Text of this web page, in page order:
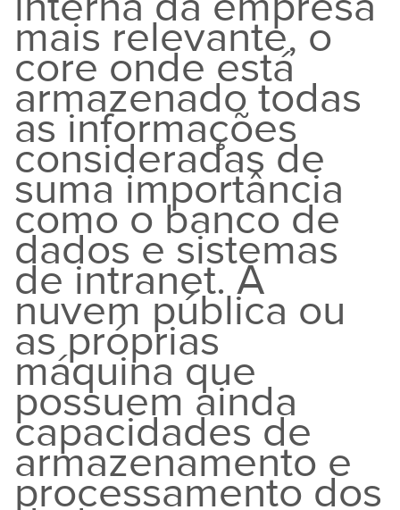
mais relevante, o
core onde está
armazenado todas
as informações
consideradas de
suma importância
como o banco de
dados e sistemas
de intranet. A
nuvem pública ou
as próprias
máquina que
possuem ainda
capacidades de
armazenamento e
processamento dos